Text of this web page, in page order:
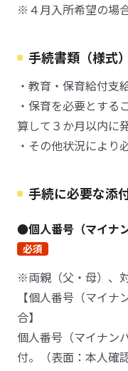
※４月入所希望の場
手続書類（様式）
・教育・保育給付支
・保育を必要とする
算して３か月以内に
・その他状況により
手続に必要な添
●個人番号（マイナ
必須
※両親（父・母）、
【個人番号（マイ
合】
個人番号（マイナン
付。（表面：本人確